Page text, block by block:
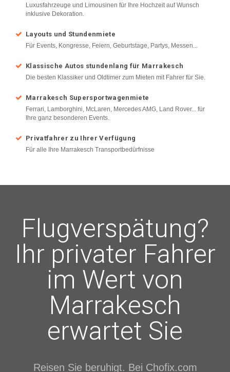
Luxusfahrzeuge und Limousinen für Ihre Hochzeit auf Wunsch
inklusive Dekoration.
Layouts und Stundenmiete
Für Events, Kongresse, Feiern, Geburtstage, Partys, Messen...
Klassische Autos stundenlang für Marrakesch
Die besten Klassiker und Oldtimer zum Mieten mit Fahrer für Sie.
Marrakesch Supersportwagenmiete
Ferrari, Lamborghini, McLaren, Mercedes AMG, Land Rover... für
Ihre ganz besonderen Events.
Privatfahrer zu Ihrer Verfügung
Für alle Ihre Marrakesch Transportbedürfnisse
Flugverspätung?
Ihr privater Fahrer
im Wert von
Marrakesch
erwartet Sie
Reisen Sie beruhigt. Bei Chofix.com